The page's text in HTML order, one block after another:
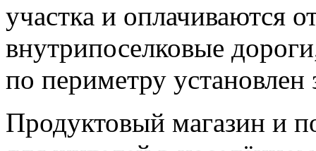
участка и оплачиваются
внутрипоселковые
по периметру установлен
Продуктовый магазин и